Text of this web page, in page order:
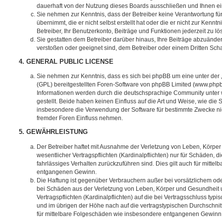
dauerhaft von der Nutzung dieses Boards ausschließen und Ihnen
Sie nehmen zur Kenntnis, dass der Betreiber keine Verantwortung
übernimmt, die er nicht selbst erstellt hat oder die er nicht zur
Betreiber, Ihr Benutzerkonto, Beiträge und Funktionen jederzeit zu
Sie gestatten dem Betreiber darüber hinaus, Ihre Beiträge
verstoßen oder geeignet sind, dem Betreiber oder einem Dritten
4. GENERAL PUBLIC LICENSE
Sie nehmen zur Kenntnis, dass es sich bei phpBB um eine unter der
(GPL) bereitgestellten Foren-Software von phpBB Limited
Informationen werden durch die deutschsprachige Community
gestellt. Beide haben keinen Einfluss auf die Art und Weise, wie die
insbesondere die Verwendung der Software für bestimmte Zwecke
fremder Foren Einfluss nehmen.
5. GEWÄHRLEISTUNG
Der Betreiber haftet mit Ausnahme der Verletzung von Leben,
wesentlicher Vertragspflichten (Kardinalpflichten) nur für Schäden,
fahrlässiges Verhalten zurückzuführen sind. Dies gilt auch für
entgangenen Gewinn.
Die Haftung ist gegenüber Verbrauchern außer bei vorsätzlichem
bei Schäden aus der Verletzung von Leben, Körper und
Vertragspflichten (Kardinalpflichten) auf die bei Vertragsschluss
und im übrigen der Höhe nach auf die vertragstypischen
für mittelbare Folgeschäden wie insbesondere entgangenen